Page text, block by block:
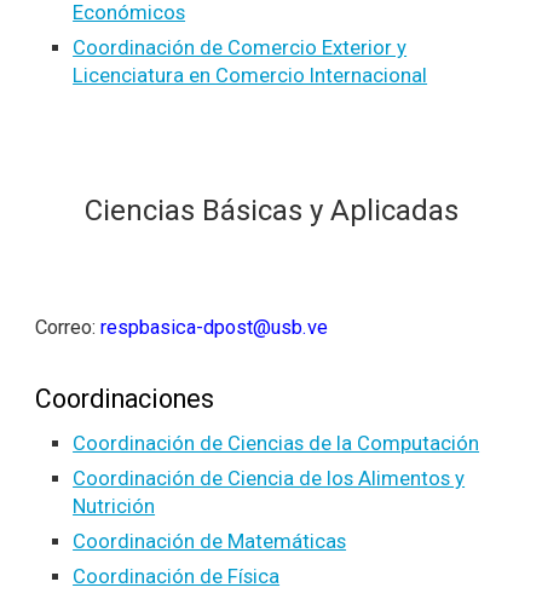
Económicos
Coordinación de Comercio Exterior y
Licenciatura en Comercio Internacional
Ciencias Básicas y Aplicadas
Correo:respbasica-dpost@usb.ve
Coordinaciones
Coordinación de Ciencias de la Computación
Coordinación de Ciencia de los Alimentos y
Nutrición
Coordinación de Matemáticas
Coordinación de Física